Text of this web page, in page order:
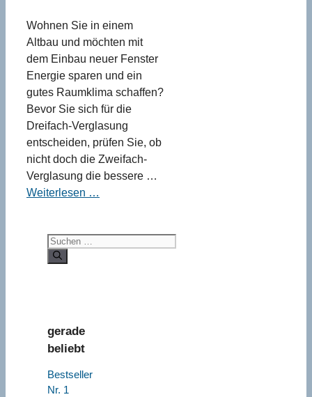
Wohnen Sie in einem
Altbau und möchten mit
dem Einbau neuer Fenster
Energie sparen und ein
gutes Raumklima schaffen?
Bevor Sie sich für die
Dreifach-Verglasung
entscheiden, prüfen Sie, ob
nicht doch die Zweifach-
Verglasung die bessere …
Weiterlesen …
Suchen
nach:
gerade
beliebt
Bestseller
Nr. 1